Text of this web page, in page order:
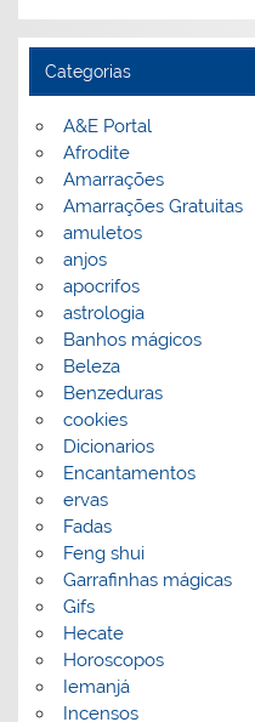
Categorias
A&E Portal
Afrodite
Amarrações
Amarrações Gratuitas
amuletos
anjos
apocrifos
astrologia
Banhos mágicos
Beleza
Benzeduras
cookies
Dicionarios
Encantamentos
ervas
Fadas
Feng shui
Garrafinhas mágicas
Gifs
Hecate
Horoscopos
Iemanjá
Incensos